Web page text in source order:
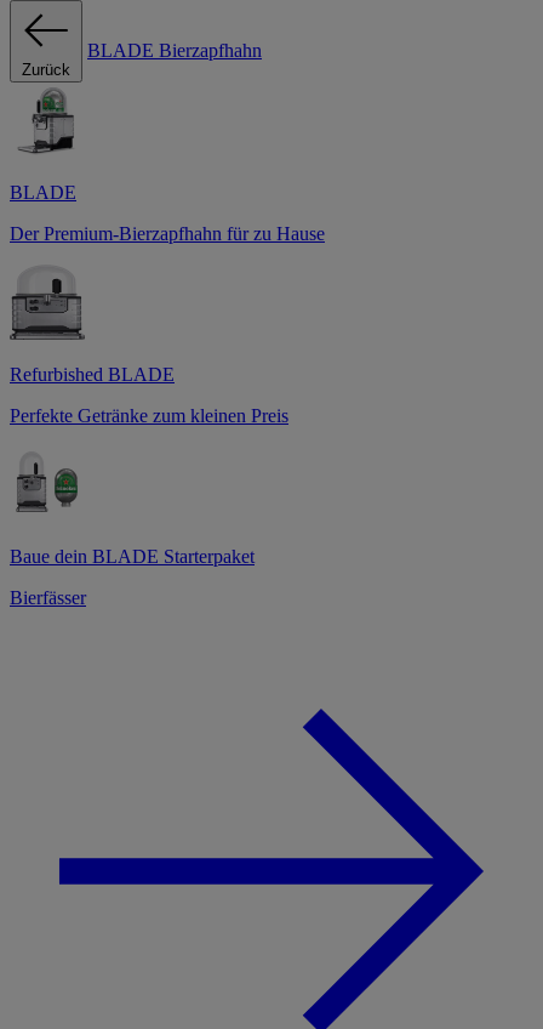
Zurück
BLADE Bierzapfhahn
BLADE
Der Premium-Bierzapfhahn für zu Hause
Refurbished BLADE
Perfekte Getränke zum kleinen Preis
Baue dein BLADE Starterpaket
Bierfässer